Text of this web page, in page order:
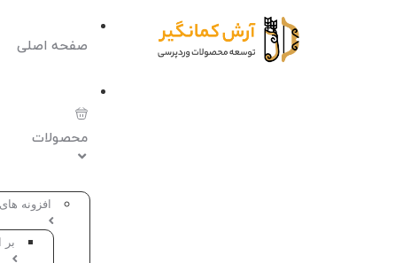
صفحه اصلی
محصولات
افزونه
بر